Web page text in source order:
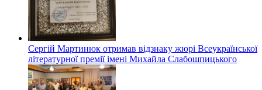
Сергій Мартинюк отримав відзнаку жюрі Всеукраїнської
літературної премії імені Михайла Слабошпицького